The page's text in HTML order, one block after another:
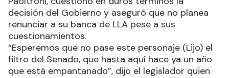
decisión del Gobierno y aseguró que no planea
renunciar a su banca de LLA pese a sus
cuestionamientos.
“Esperemos que no pase este personaje (Lijo) el
filtro del Senado, que hasta aquí hace ya un año
que está empantanado”, dijo el legislador quien